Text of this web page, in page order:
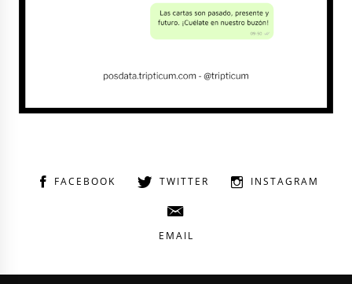
FACEBOOK TWITTER INSTAGRAM
EMAIL